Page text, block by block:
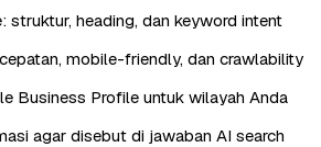
struktur, heading, dan keyword intent
mobile-friendly, dan crawlability
Business Profile untuk wilayah Anda
agar disebut di jawaban AI search